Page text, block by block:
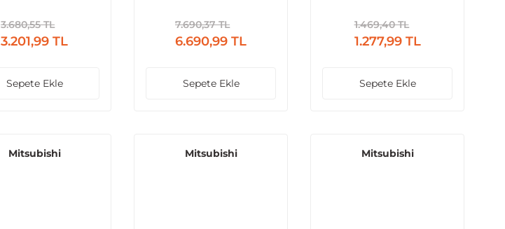
3.680,55 TL
3.201,99 TL
Sepete Ekle
7.690,37 TL
6.690,99 TL
Sepete Ekle
1.469,40 TL
1.277,99 TL
Sepete Ekle
Mitsubishi Mitsubishi Mitsubishi